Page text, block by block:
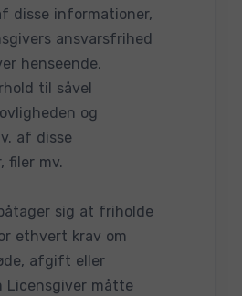
disse informationer,
ansvarsfrihed
henseende,
til såvel
og
af disse
filer mv.
sig at friholde
ethvert krav om
afgift eller
Licensgiver måtte